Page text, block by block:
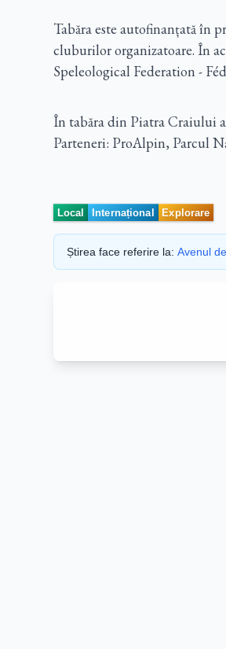
Tabăra este autofinanțată
cluburilor organizatoare. În
Speleological Federation -
În tabăra din Piatra Craiului
Parteneri: ProAlpin, Parcul
Local Internațional Explorare
Știrea face referire la: Avenul